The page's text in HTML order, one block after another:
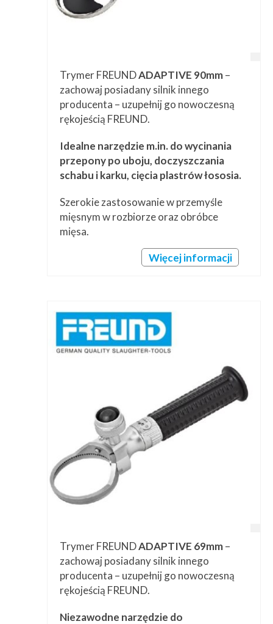
Trymer FREUNDADAPTIVE 90mm–
zachowaj posiadany silnik innego
producenta – uzupełnij go nowoczesną
rękojeścią FREUND.
Idealne narzędzie m.in. do wycinania
przepony po uboju, doczyszczania
schabu i karku, cięcia plastrów łososia.
Szerokie zastosowanie w przemyśle
mięsnym w rozbiorze oraz obróbce
mięsa.
Więcej informacji
Trymer FREUNDADAPTIVE 69mm–
zachowaj posiadany silnik innego
producenta – uzupełnij go nowoczesną
rękojeścią FREUND.
Niezawodne narzędzie do